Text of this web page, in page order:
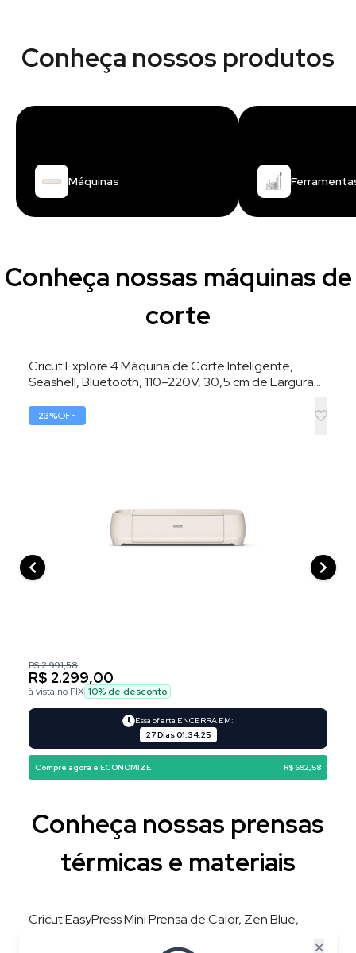
✕
Conheça nossos produtos
Máquinas
Conheça nossas máquinas de
corte
Cricut Explore 4 Máquina de Corte Inteligente,
Seashell, Bluetooth, 110–220V, 30,5 cm de Largura
23%OFF
R$ 2.991,58
R$ 2.299,00
à vista no PIX 10% de desconto
Essa oferta ENCERRA EM:
27 Dias 01:34:24
Compre agora e ECONOMIZE R$ 692,58
Conheça nossas prensas
térmicas e materiais
Cricut EasyPress Mini Prensa de Calor, Zen Blue,